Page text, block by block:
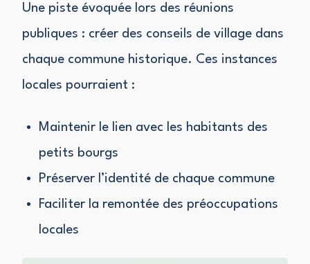
Une piste évoquée lors des réunions
publiques : créer des conseils de village dans
chaque commune historique. Ces instances
locales pourraient :
Maintenir le lien avec les habitants des
petits bourgs
Préserver l’identité de chaque commune
Faciliter la remontée des préoccupations
locales